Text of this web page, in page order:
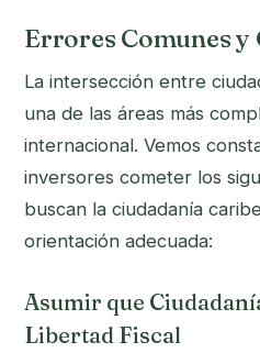
Errores Comunes
La intersección entre
una de las áreas más
internacional. Vemos
inversores cometer los
buscan la ciudadanía
orientación adecuada:
Asumir que
Libertad Fiscal